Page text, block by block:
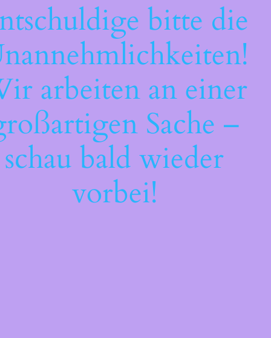
bitte die
arbeiten an einer
Sache –
schau bald wieder
vorbei!